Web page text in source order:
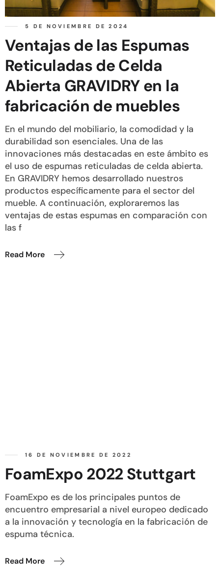
5 DE NOVIEMBRE DE 2024
Ventajas de las Espumas
Reticuladas de Celda
Abierta GRAVIDRY en la
fabricación de muebles
En el mundo del mobiliario, la comodidad y la
durabilidad son esenciales. Una de las
innovaciones más destacadas en este ámbito es
el uso de espumas reticuladas de celda abierta.
En GRAVIDRY hemos desarrollado nuestros
productos específicamente para el sector del
mueble. A continuación, exploraremos las
ventajas de estas espumas en comparación con
las f
Read More
16 DE NOVIEMBRE DE 2022
FoamExpo 2022 Stuttgart
FoamExpo es de los principales puntos de
encuentro empresarial a nivel europeo dedicado
a la innovación y tecnología en la fabricación de
espuma técnica.
Read More